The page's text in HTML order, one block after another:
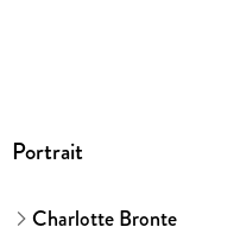
Portrait
Charlotte Bronte